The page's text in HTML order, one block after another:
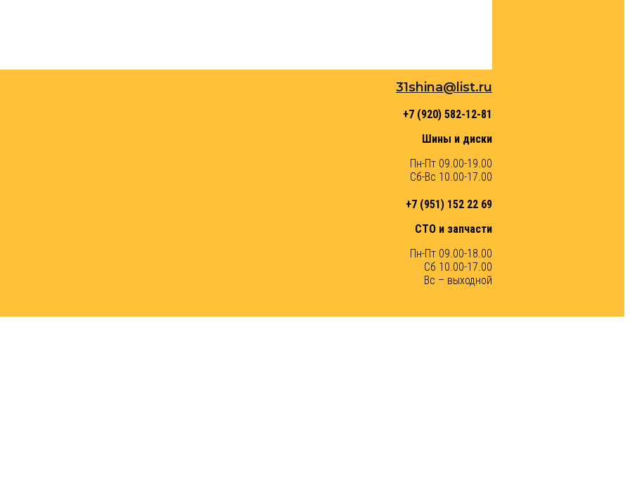
31shina@list.ru
+7 (920) 582-12-81
Шины и диски
Пн-Пт 09.00-19.00
Сб-Вс 10.00-17.00
+7 (951) 152 22 69
СТО и запчасти
Пн-Пт 09.00-18.00
Сб 10.00-17.00
Вс – выходной